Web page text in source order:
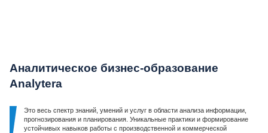
Аналитическое бизнес-образование
Analytera
Это весь спектр знаний, умений и услуг в области анализа информации,
прогнозирования и планирования. Уникальные практики и формирование
устойчивых навыков работы с производственной и коммерческой